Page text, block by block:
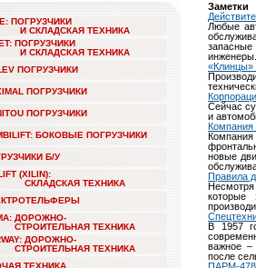
ПОГРУЗЧИКИ
И СКЛАДСКАЯ ТЕХНИКА
ПОГРУЗЧИКИ
И СКЛАДСКАЯ ТЕХНИКА
ПОГРУЗЧИКИ
ПОГРУЗЧИКИ
ПОГРУЗЧИКИ
БОКОВЫЕ ПОГРУЗЧИКИ
Б/У
(XILIN):
СКЛАДСКАЯ ТЕХНИКА
ДОРОЖНО-
СТРОИТЕЛЬНАЯ ТЕХНИКА
ДОРОЖНО-
СТРОИТЕЛЬНАЯ ТЕХНИКА
ТЕХНИКА
Заметки
Любые
инженеры.
«Клинцы»
Сейчас
и
Компания
новые
Правила
Несмотря
которые
В 1957
важное –
после